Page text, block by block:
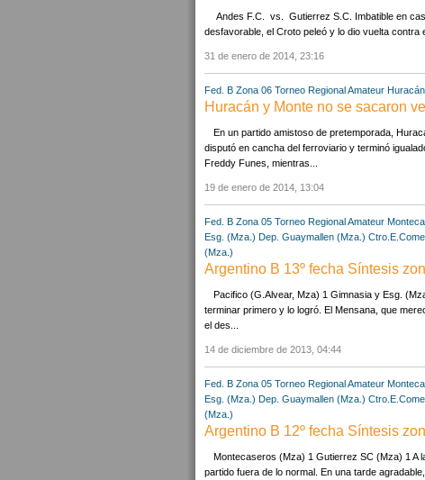
Andes F.C. vs. Gutierrez S.C. Imbatible en
desfavorable, el Croto peleó y lo dio vuelta contra
31 de enero de 2014, 23:16
Fed. B Zona 06 Torneo Regional Amateur
Huracán y Monte no se sacaron
En un partido amistoso de pretemporada,
disputó en cancha del ferroviario y terminó
Freddy Funes, mientras...
19 de enero de 2014, 13:04
Fed. B Zona 05 Torneo Regional Amateur
Esg. (Mza.) Dep. Guaymallen (Mza.)
(Mza.)
Argentino B 13º fecha Síntesis
Pacifico (G.Alvear, Mza) 1 Gimnasia y Esg.
terminar primero y lo logró. El Mensana, que
el des...
14 de diciembre de 2013, 04:44
Fed. B Zona 05 Torneo Regional Amateur
Esg. (Mza.) Dep. Guaymallen (Mza.)
(Mza.)
Argentino B 12º fecha Síntesis
Montecaseros (Mza) 1 Gutierrez SC (Mza) 1 A
partido fuera de lo normal. En una tarde